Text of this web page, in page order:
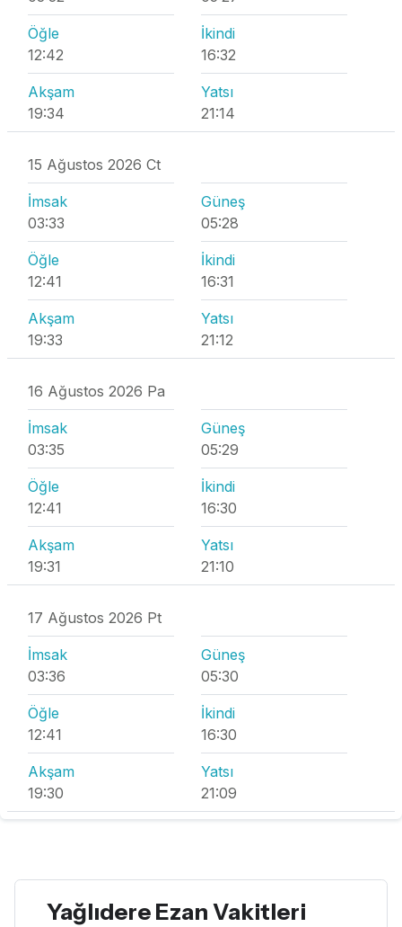
Öğle
12:42
İkindi
16:32
Akşam
19:34
Yatsı
21:14
15 Ağustos 2026 Ct
İmsak
03:33
Güneş
05:28
Öğle
12:41
İkindi
16:31
Akşam
19:33
Yatsı
21:12
16 Ağustos 2026 Pa
İmsak
03:35
Güneş
05:29
Öğle
12:41
İkindi
16:30
Akşam
19:31
Yatsı
21:10
17 Ağustos 2026 Pt
İmsak
03:36
Güneş
05:30
Öğle
12:41
İkindi
16:30
Akşam
19:30
Yatsı
21:09
Yağlıdere Ezan Vakitleri